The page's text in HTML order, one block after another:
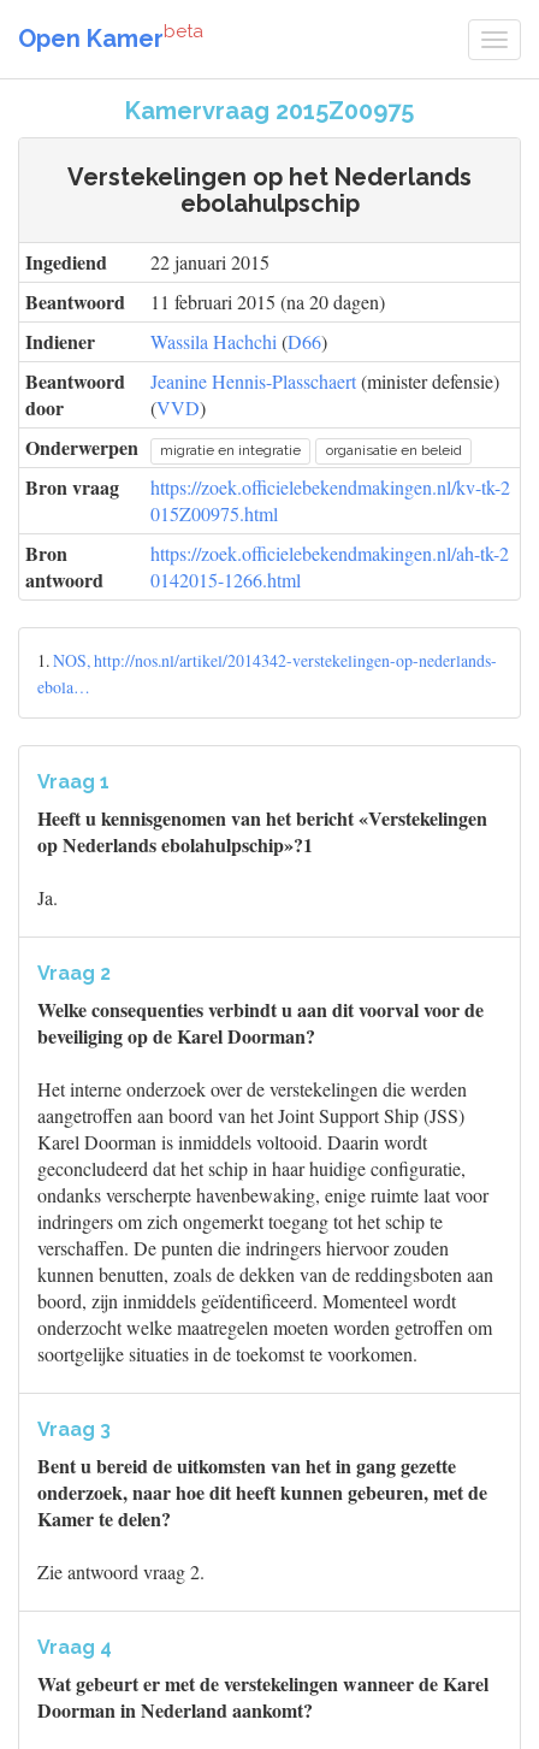
Open Kamerbeta
Kamervraag 2015Z00975
Verstekelingen op het Nederlands
ebolahulpschip
Ingediend 22 januari 2015
Beantwoord 11 februari 2015 (na 20 dagen)
Indiener Wassila Hachchi (D66)
Beantwoord
door
Jeanine Hennis-Plasschaert(minister defensie)
(VVD)
Onderwerpen migratie en integratie organisatie en beleid
Bron vraag
https://zoek.officielebekendmakingen.nl/kv-tk-2
015Z00975.html
Bron
antwoord
https://zoek.officielebekendmakingen.nl/ah-tk-2
0142015-1266.html
1.NOS, http://nos.nl/artikel/2014342-verstekelingen-op-nederlands-
ebola…
Vraag 1
Heeft u kennisgenomen van het bericht «Verstekelingen
op Nederlands ebolahulpschip»?1
Ja.
Vraag 2
Welke consequenties verbindt u aan dit voorval voor de
beveiliging op de Karel Doorman?
Het interne onderzoek over de verstekelingen die werden
aangetroffen aan boord van het Joint Support Ship (JSS)
Karel Doorman is inmiddels voltooid. Daarin wordt
geconcludeerd dat het schip in haar huidige configuratie,
ondanks verscherpte havenbewaking, enige ruimte laat voor
indringers om zich ongemerkt toegang tot het schip te
verschaffen. De punten die indringers hiervoor zouden
kunnen benutten, zoals de dekken van de reddingsboten aan
boord, zijn inmiddels geïdentificeerd. Momenteel wordt
onderzocht welke maatregelen moeten worden getroffen om
soortgelijke situaties in de toekomst te voorkomen.
Vraag 3
Bent u bereid de uitkomsten van het in gang gezette
onderzoek, naar hoe dit heeft kunnen gebeuren, met de
Kamer te delen?
Zie antwoord vraag 2.
Vraag 4
Wat gebeurt er met de verstekelingen wanneer de Karel
Doorman in Nederland aankomt?